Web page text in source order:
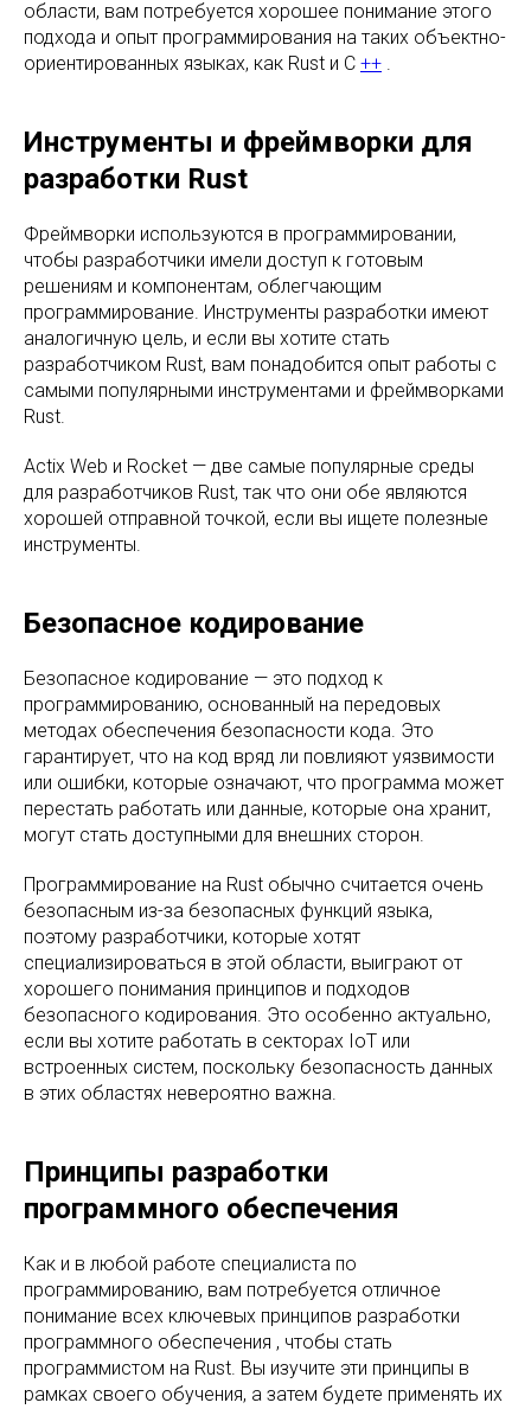
области, вам потребуется хорошее понимание этого
подхода и опыт программирования на таких объектно-
ориентированных языках, как Rust и C ++ .
Инструменты и фреймворки для
разработки Rust
Фреймворки используются в программировании,
чтобы разработчики имели доступ к готовым
решениям и компонентам, облегчающим
программирование. Инструменты разработки имеют
аналогичную цель, и если вы хотите стать
разработчиком Rust, вам понадобится опыт работы с
самыми популярными инструментами и фреймворками
Rust.
Actix Web и Rocket — две самые популярные среды
для разработчиков Rust, так что они обе являются
хорошей отправной точкой, если вы ищете полезные
инструменты.
Безопасное кодирование
Безопасное кодирование — это подход к
программированию, основанный на передовых
методах обеспечения безопасности кода. Это
гарантирует, что на код вряд ли повлияют уязвимости
или ошибки, которые означают, что программа может
перестать работать или данные, которые она хранит,
могут стать доступными для внешних сторон.
Программирование на Rust обычно считается очень
безопасным из-за безопасных функций языка,
поэтому разработчики, которые хотят
специализироваться в этой области, выиграют от
хорошего понимания принципов и подходов
безопасного кодирования. Это особенно актуально,
если вы хотите работать в секторах IoT или
встроенных систем, поскольку безопасность данных
в этих областях невероятно важна.
Принципы разработки
программного обеспечения
Как и в любой работе специалиста по
программированию, вам потребуется отличное
понимание всех ключевых принципов разработки
программного обеспечения , чтобы стать
программистом на Rust. Вы изучите эти принципы в
рамках своего обучения, а затем будете применять их